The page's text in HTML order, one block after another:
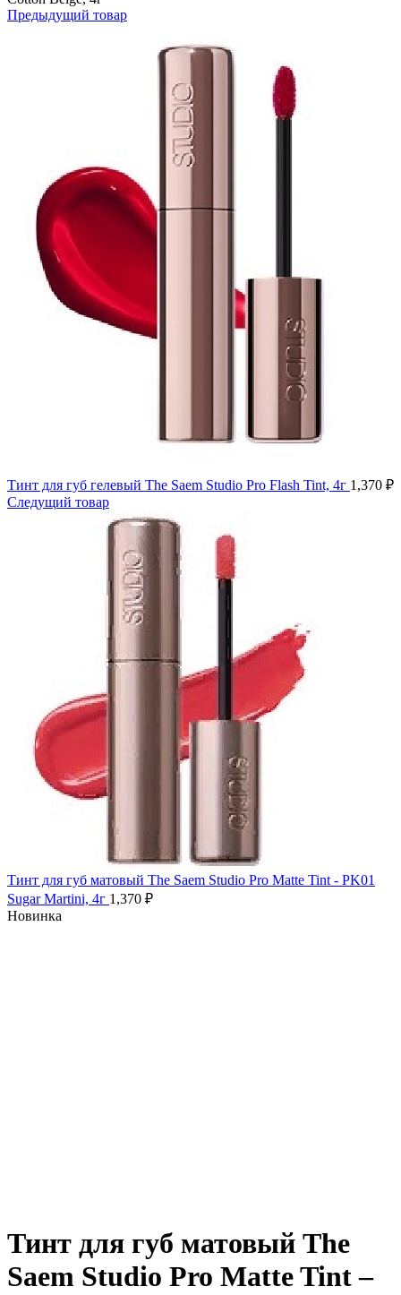
Предыдущий товар
Тинт для губ гелевый The Saem Studio Pro Flash Tint, 4г 1,370 ₽
Следущий товар
Тинт для губ матовый The Saem Studio Pro Matte Tint - PK01
Sugar Martini, 4г 1,370 ₽
Новинка
Тинт для губ матовый The
Saem Studio Pro Matte Tint –